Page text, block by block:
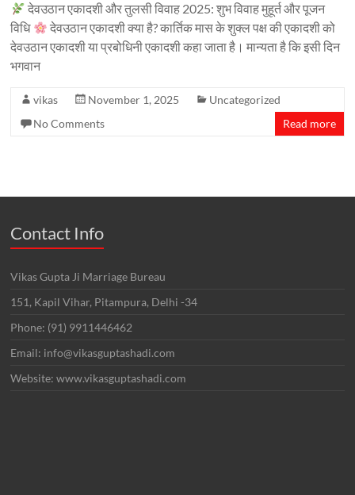
देवउठान एकादशी और तुलसी विवाह 2025: शुभ विवाह मुहूर्त और पूजन
विधि
देवउठान एकादशी क्या है? कार्तिक मास के शुक्ल पक्ष की एकादशी को
देवउठान एकादशी या प्रबोधिनी एकादशी कहा जाता है। मान्यता है कि इसी दिन
भगवान
vikas November 1, 2025
Uncategorized
No Comments
Read more
Contact Info
Vikas Gupta Ji Marriage Bureau
151, Kapil Vihar, Pitampura, Delhi -34
Phone: (91) 9911446462
Email: info@vikasguptashadi.com
Website: www.vikasguptashadi.com